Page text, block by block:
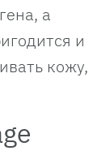
а
и
кожу,